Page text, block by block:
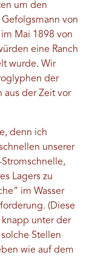
um den
von
Mai 1898 von
eine Ranch
wurde. Wir
der
aus der Zeit vor
denn ich
unserer
Lagers zu
im Wasser
(Diese
knapp unter der
Stellen
wie auf dem